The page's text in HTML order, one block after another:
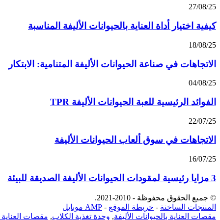
27/08/25
كيفية اختيار أداة العناية بالحيوانات الأليفة المناسبة
18/08/25
الاتجاهات في صناعة الحيوانات الأليفة المتنامية: الابتكار
04/08/25
الفوائد الرئيسية للعبة الحيوانات الأليفة TPR
22/07/25
الاتجاهات في سوق ألعاب الحيوانات الأليفة
16/07/25
3 مزايا رئيسية لمقودات الحيوانات الأليفة الصديقة للبيئة
© جميع الحقوق محفوظة - 2010-2021.
المنتجات الساخنة - خريطة الموقع - AMP موبايل
مقصات العناية بالحيوانات الأليفة, وحدة تغذية الكلاب, مقصات العناية